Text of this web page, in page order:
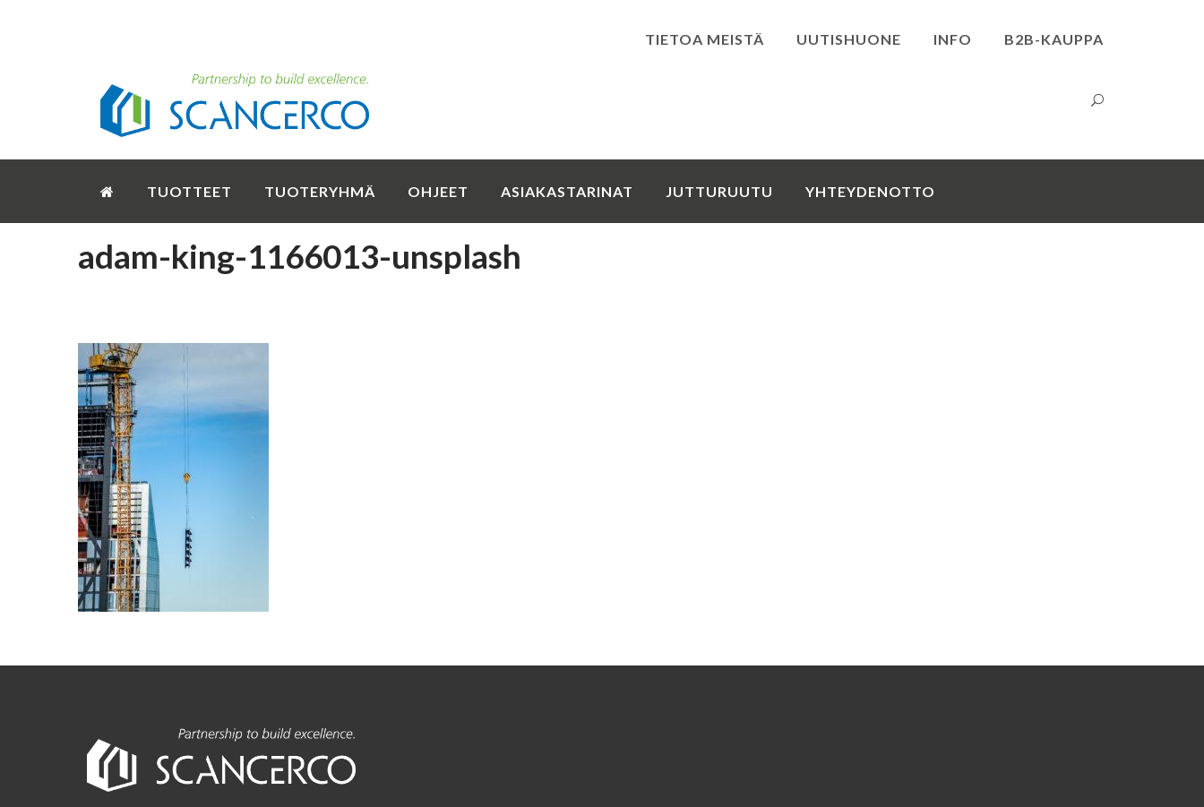
TIETOA MEISTÄ UUTISHUONE INFO B2B-KAUPPA
TUOTTEET TUOTERYHMÄ OHJEET ASIAKASTARINAT JUTTURUUTU YHTEYDENOTTO
adam-king-1166013-unsplash